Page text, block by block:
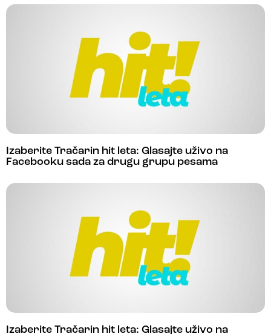
Izaberite Tračarin hit leta: Glasajte uživo na
Facebooku sada za drugu grupu pesama
Izaberite Tračarin hit leta: Glasajte uživo na